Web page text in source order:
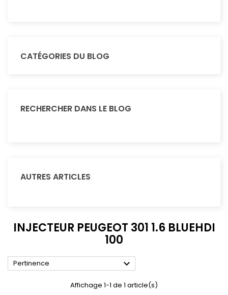
CATÉGORIES DU BLOG
RECHERCHER DANS LE BLOG
AUTRES ARTICLES
INJECTEUR PEUGEOT 301 1.6 BLUEHDI
100
Pertinence 
Affichage 1-1 de 1 article(s)